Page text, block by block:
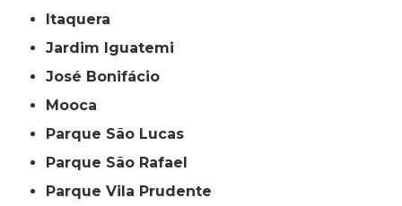
Itaquera
Jardim Iguatemi
José Bonifácio
Mooca
Parque São Lucas
Parque São Rafael
Parque Vila Prudente